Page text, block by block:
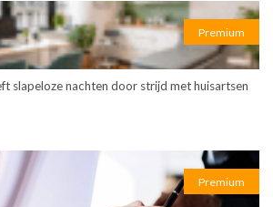
Premium
slapeloze nachten door strijd met huisartsen
Premium